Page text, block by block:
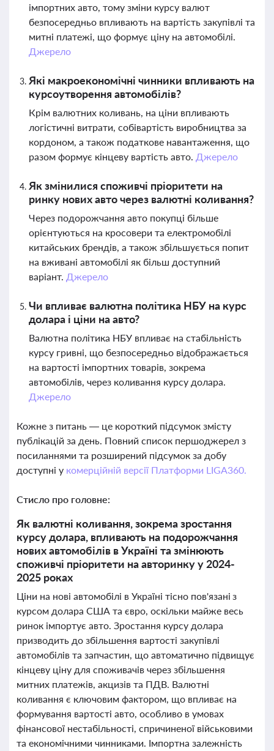
імпортних авто, тому зміни курсу валют
безпосередньо впливають на вартість закупівлі та
митні платежі, що формує ціну на автомобілі.
Джерело
Які макроекономічні чинники впливають на
курсоутворення автомобілів?
Крім валютних коливань, на ціни впливають
логістичні витрати, собівартість виробництва за
кордоном, а також податкове навантаження, що
разом формує кінцеву вартість авто. Джерело
Як змінилися споживчі пріоритети на
ринку нових авто через валютні коливання?
Через подорожчання авто покупці більше
орієнтуються на кросовери та електромобілі
китайських брендів, а також збільшується попит
на вживані автомобілі як більш доступний
варіант. Джерело
Чи впливає валютна політика НБУ на курс
долара і ціни на авто?
Валютна політика НБУ впливає на стабільність
курсу гривні, що безпосередньо відображається
на вартості імпортних товарів, зокрема
автомобілів, через коливання курсу долара.
Джерело
Кожне з питань — це короткий підсумок змісту
публікацій за день. Повний список першоджерел з
посиланнями та розширений підсумок за добу
доступні у комерційній версії Платформи LIGA360.
Стисло про головне:
Як валютні коливання, зокрема зростання
курсу долара, впливають на подорожчання
нових автомобілів в Україні та змінюють
споживчі пріоритети на авторинку у 2024-
2025 роках
Ціни на нові автомобілі в Україні тісно пов'язані з
курсом долара США та євро, оскільки майже весь
ринок імпортує авто. Зростання курсу долара
призводить до збільшення вартості закупівлі
автомобілів та запчастин, що автоматично підвищує
кінцеву ціну для споживачів через збільшення
митних платежів, акцизів та ПДВ. Валютні
коливання є ключовим фактором, що впливає на
формування вартості авто, особливо в умовах
фінансової нестабільності, спричиненої військовими
та економічними чинниками. Імпортна залежність